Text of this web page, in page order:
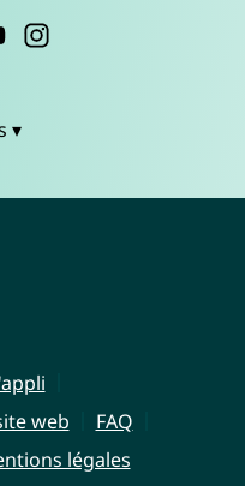
▾
web
FAQ
légales